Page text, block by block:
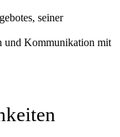
seiner
und Kommunikation mit